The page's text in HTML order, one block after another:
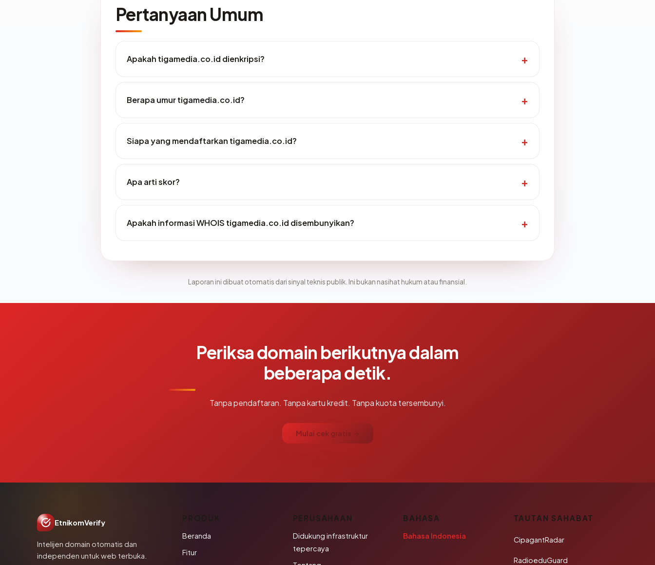
Pertanyaan Umum
Apakah tigamedia.co.id dienkripsi?
Berapa umur tigamedia.co.id?
Siapa yang mendaftarkan tigamedia.co.id?
Apa arti skor?
Apakah informasi WHOIS tigamedia.co.id disembunyikan?
Laporan ini dibuat otomatis dari sinyal teknis publik. Ini bukan nasihat hukum atau finansial.
Periksa domain berikutnya dalam
beberapa detik.
Tanpa pendaftaran. Tanpa kartu kredit. Tanpa kuota tersembunyi.
Mulai cek gratis →
EtnikomVerify
Intelijen domain otomatis dan
independen untuk web terbuka.
PRODUK
Beranda
Fitur
PERUSAHAAN
Didukung infrastruktur
tepercaya
BAHASA
Bahasa Indonesia
TAUTAN SAHABAT
CipagantRadar
RadioeduGuard